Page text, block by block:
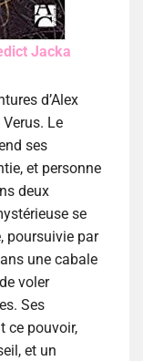
Jacka
d’Alex
Le
ses
et personne
deux
se
poursuivie par
une cabale
voler
Ses
ce pouvoir,
et un